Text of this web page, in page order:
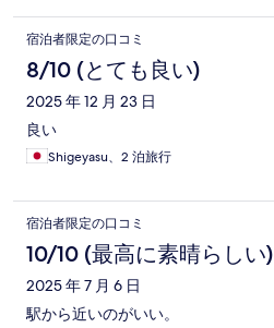
宿泊者限定の口コミ
8/10 (とても良い)
2025 年 12 月 23 日
良い
Shigeyasu、2 泊旅行
宿泊者限定の口コミ
10/10 (最高に素晴らしい)
2025 年 7 月 6 日
駅から近いのがいい。